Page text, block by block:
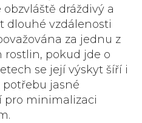
dráždivý a
dlouhé vzdálenosti
za jednu z
pokud jde o
se její výskyt šíří i
potřebu jasné
pro minimalizaci